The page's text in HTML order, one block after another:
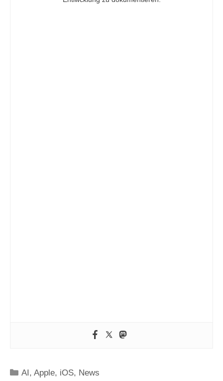
Kategorien
AI,Apple, iOS, News